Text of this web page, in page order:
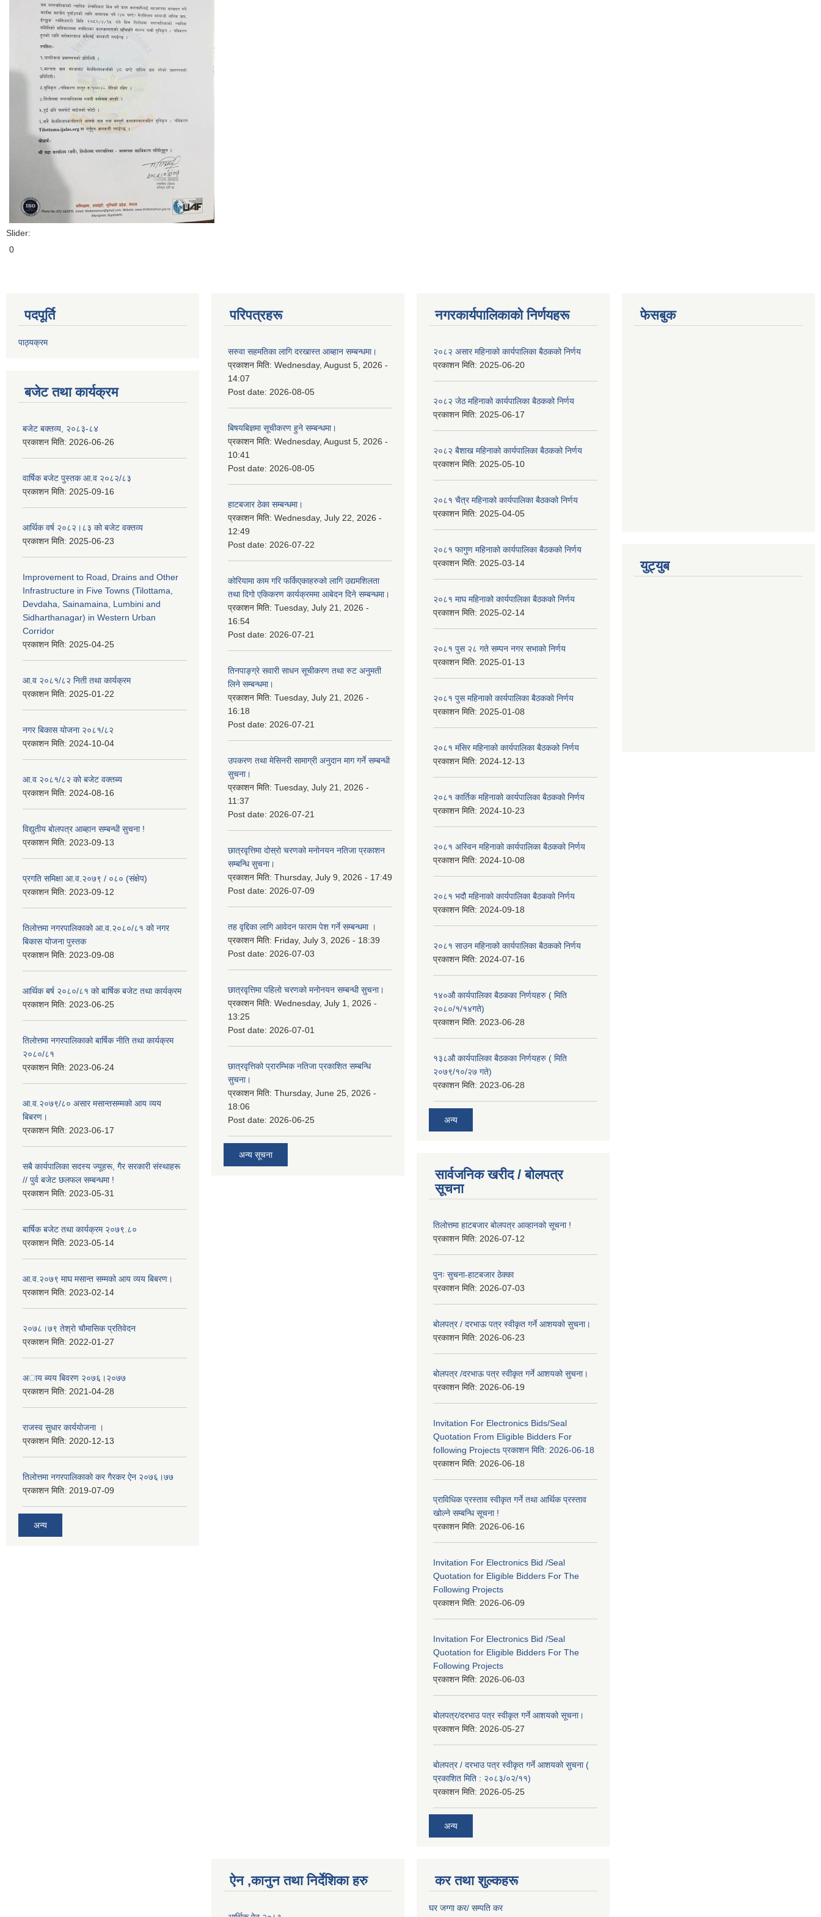
Slider:
0
पदपूर्ति
पाठ्यक्रम
बजेट तथा कार्यक्रम
बजेट बक्तव्य, २०८३-८४
प्रकाशन मिति: 2026-06-26
वार्षिक बजेट पुस्तक आ.व २०८२/८३
प्रकाशन मिति: 2025-09-16
आर्थिक वर्ष २०८२।८३ को बजेट वक्तव्य
प्रकाशन मिति: 2025-06-23
Improvement to Road, Drains and Other
Infrastructure in Five Towns (Tilottama,
Devdaha, Sainamaina, Lumbini and
Sidharthanagar) in Western Urban
Corridor
प्रकाशन मिति: 2025-04-25
आ.व २०८१/८२ निती तथा कार्यक्रम
प्रकाशन मिति: 2025-01-22
नगर बिकास योजना २०८१/८२
प्रकाशन मिति: 2024-10-04
आ.व २०८१/८२ को बजेट वक्तब्य
प्रकाशन मिति: 2024-08-16
विद्युतीय बोलपत्र आब्हान सम्बन्धी सुचना !
प्रकाशन मिति: 2023-09-13
प्रगति समिक्षा आ.व.२०७९ / ०८० (संक्षेप)
प्रकाशन मिति: 2023-09-12
तिलोत्तमा नगरपालिकाको आ.व.२०८०/८१ को नगर
बिकास योजना पुस्तक
प्रकाशन मिति: 2023-09-08
आर्थिक बर्ष २०८०/८१ को बार्षिक बजेट तथा कार्यक्रम
प्रकाशन मिति: 2023-06-25
तिलोत्तमा नगरपालिकाको बार्षिक नीति तथा कार्यक्रम
२०८०/८१
प्रकाशन मिति: 2023-06-24
आ.व.२०७९/८० असार मसान्तसम्मको आय व्यय
बिबरण।
प्रकाशन मिति: 2023-06-17
सबै कार्यपालिका सदस्य ज्यूहरू, गैर सरकारी संस्थाहरू
// पुर्व बजेट छलफल सम्बन्धमा !
प्रकाशन मिति: 2023-05-31
बार्षिक बजेट तथा कार्यक्रम २०७९.८०
प्रकाशन मिति: 2023-05-14
आ.व.२०७९ माघ मसान्त सम्मको आय व्यय बिबरण।
प्रकाशन मिति: 2023-02-14
२०७८।७९ तेश्राे चाैमासिक प्रतिवेदन
प्रकाशन मिति: 2022-01-27
अाय ब्यय बिवरण २०७६।२०७७
प्रकाशन मिति: 2021-04-28
राजस्व सुधार कार्ययाेजना ।
प्रकाशन मिति: 2020-12-13
तिलोत्तमा नगरपालिकाको कर गैरकर ऐन २०७६।७७
प्रकाशन मिति: 2019-07-09
अन्य
परिपत्रहरू
सरुवा सहमतिका लागि दरखास्त आब्हान सम्बन्धमा।
प्रकाशन मिति: Wednesday, August 5, 2026 -
14:07
Post date: 2026-08-05
बिषयबिज्ञमा सूचीकरण हुने सम्बन्धमा।
प्रकाशन मिति: Wednesday, August 5, 2026 -
10:41
Post date: 2026-08-05
हाटबजार ठेका सम्बन्धमा।
प्रकाशन मिति: Wednesday, July 22, 2026 -
12:49
Post date: 2026-07-22
कोरियामा काम गरि फर्किएकाहरुको लागि उद्यमशिलता
तथा दिगो एकिकरण कार्यक्रममा आबेदन दिने सम्बन्धमा।
प्रकाशन मिति: Tuesday, July 21, 2026 -
16:54
Post date: 2026-07-21
तिनपाङ्ग्रे सवारी साधन सूचीकरण तथा रुट अनुमती
लिने सम्बन्धमा।
प्रकाशन मिति: Tuesday, July 21, 2026 -
16:18
Post date: 2026-07-21
उपकरण तथा मेसिनरी सामाग्री अनुदान माग गर्ने सम्बन्धी
सुचना।
प्रकाशन मिति: Tuesday, July 21, 2026 -
11:37
Post date: 2026-07-21
छात्रवृत्तिमा दोस्रो चरणको मनोनयन नतिजा प्रकाशन
सम्बन्धि सुचना।
प्रकाशन मिति: Thursday, July 9, 2026 - 17:49
Post date: 2026-07-09
तह वृद्दिका लागि आवेदन फाराम पेश गर्ने सम्बन्धमा ।
प्रकाशन मिति: Friday, July 3, 2026 - 18:39
Post date: 2026-07-03
छात्रवृत्तिमा पहिलो चरणको मनोनयन सम्बन्धी सुचना।
प्रकाशन मिति: Wednesday, July 1, 2026 -
13:25
Post date: 2026-07-01
छात्रवृत्तिको प्रारम्भिक नतिजा प्रकाशित सम्बन्धि
सुचना।
प्रकाशन मिति: Thursday, June 25, 2026 -
18:06
Post date: 2026-06-25
अन्य सूचना
नगरकार्यपालिकाकाे निर्णयहरू
२०८२ असार महिनाको कार्यपालिका बैठकको निर्णय
प्रकाशन मिति: 2025-06-20
२०८२ जेठ महिनाको कार्यपालिका बैठकको निर्णय
प्रकाशन मिति: 2025-06-17
२०८२ बैशाख महिनाको कार्यपालिका बैठकको निर्णय
प्रकाशन मिति: 2025-05-10
२०८१ चैत्र महिनाको कार्यपालिका बैठकको निर्णय
प्रकाशन मिति: 2025-04-05
२०८१ फागुण महिनाको कार्यपालिका बैठकको निर्णय
प्रकाशन मिति: 2025-03-14
२०८१ माघ महिनाको कार्यपालिका बैठकको निर्णय
प्रकाशन मिति: 2025-02-14
२०८१ पुस २८ गते सम्प‍न नगर सभाको निर्णय
प्रकाशन मिति: 2025-01-13
२०८१ पुस महिनाको कार्यपालिका बैठकको निर्णय
प्रकाशन मिति: 2025-01-08
२०८१ मंसिर महिनाको कार्यपालिका बैठकको निर्णय
प्रकाशन मिति: 2024-12-13
२०८१ कार्तिक महिनाको कार्यपालिका बैठकको निर्णय
प्रकाशन मिति: 2024-10-23
२०८१ अस्विन महिनाको कार्यपालिका बैठकको निर्णय
प्रकाशन मिति: 2024-10-08
२०८१ भदौ महिनाको कार्यपालिका बैठकको निर्णय
प्रकाशन मिति: 2024-09-18
२०८१ साउन महिनाको कार्यपालिका बैठकको निर्णय
प्रकाशन मिति: 2024-07-16
१४०औ कार्यपालिका बैठकका निर्णयहरु ( मिति
२०८०/१/१४गते)
प्रकाशन मिति: 2023-06-28
१३८औ कार्यपालिका बैठकका निर्णयहरु ( मिति
२०७९/१०/२७ गते)
प्रकाशन मिति: 2023-06-28
अन्य
सार्वजनिक खरीद / बोलपत्र
सूचना
तिलोत्तमा हाटबजार बोलपत्र आव्हानको सूचना !
प्रकाशन मिति: 2026-07-12
पुनः सुचना-हाटबजार ठेक्का
प्रकाशन मिति: 2026-07-03
बोलपत्र / दरभाऊ पत्र स्वीकृत गर्ने आशयको सुचना।
प्रकाशन मिति: 2026-06-23
बोलपत्र /दरभाऊ पत्र स्वीकृत गर्ने आशयको सुचना।
प्रकाशन मिति: 2026-06-19
Invitation For Electronics Bids/Seal
Quotation From Eligible Bidders For
following Projects प्रकाशन मिति: 2026-06-18
प्रकाशन मिति: 2026-06-18
प्राविधिक प्रस्ताव स्वीकृत गर्ने तथा आर्थिक प्रस्ताव
खोल्ने सम्बन्धि सूचना !
प्रकाशन मिति: 2026-06-16
Invitation For Electronics Bid /Seal
Quotation for Eligible Bidders For The
Following Projects
प्रकाशन मिति: 2026-06-09
Invitation For Electronics Bid /Seal
Quotation for Eligible Bidders For The
Following Projects
प्रकाशन मिति: 2026-06-03
बोलपत्र/दरभाउ पत्र स्वीकृत गर्ने आशयको सूचना।
प्रकाशन मिति: 2026-05-27
बोलपत्र / दरभाउ पत्र स्वीकृत गर्ने आशयको सुचना (
प्रकाशित मिति : २०८३/०२/११)
प्रकाशन मिति: 2026-05-25
अन्य
फेसबुक
युट्युब
ऐन ,कानुन तथा निर्देशिका हरु कर तथा शुल्कहरू
घर जग्गा कर/ सम्पति कर